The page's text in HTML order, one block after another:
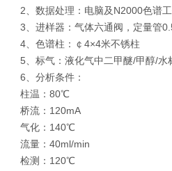
2、数据处理：电脑及N2000色谱
3、进样器：气体六通阀，定量管
4、色谱柱：￠4×4米不锈柱
5、标气：液化气中二甲醚/甲醇/水
6、分析条件：
柱温：80℃
桥流：120mA
气化：140℃
流量：40ml/min
检测：120℃